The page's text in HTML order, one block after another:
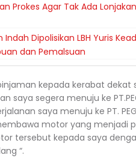
Prokes Agar Tak Ada Lonjakan
Dipolisikan LBH Yuris
dan Pemalsuan
kepada kerabat dekat
segera menuju ke
saya menuju ke PT.
motor yang menjadi
tersebut kepada saya
“.